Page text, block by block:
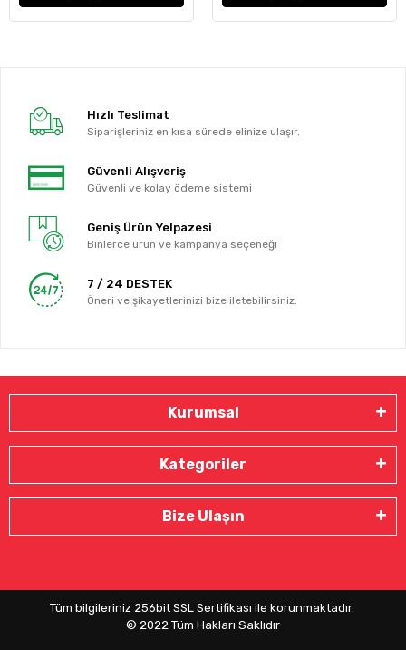
Hızlı Teslimat
Siparişleriniz en kısa sürede elinize ulaşır.
Güvenli Alışveriş
Güvenli ve kolay ödeme sistemi
Geniş Ürün Yelpazesi
Binlerce ürün ve kampanya seçeneği
7 / 24 DESTEK
Öneri ve şikayetlerinizi bize iletebilirsiniz.
Kurumsal
Kategoriler
Bize Ulaşın
Tüm bilgileriniz 256bit SSL Sertifikası ile korunmaktadır.
© 2022 Tüm Hakları Saklıdır